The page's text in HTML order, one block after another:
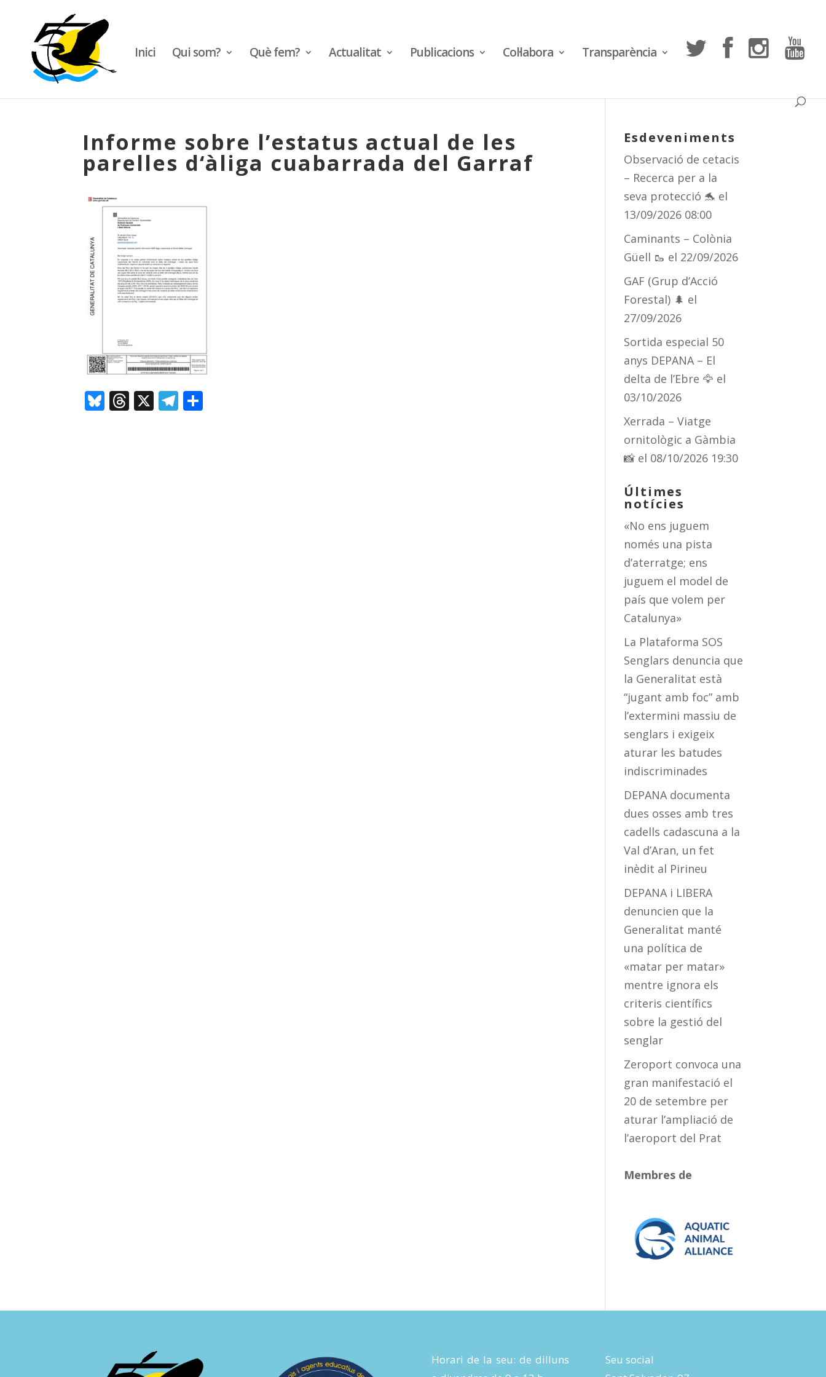
Inici Qui som? Què fem? Actualitat Publicacions Col·labora Transparència
Informe sobre l’estatus actual de les
parelles d‘àliga cuabarrada del Garraf
Bluesky
Threads
X Telegram
Esdeveniments
Observació de cetacis
– Recerca per a la
seva protecció 🐬 el
13/09/2026 08:00
Caminants – Colònia
Güell 🥾 el 22/09/2026
GAF (Grup d’Acció
Forestal) 🌲 el
27/09/2026
Sortida especial 50
anys DEPANA – El
delta de l’Ebre 🦅 el
03/10/2026
Xerrada – Viatge
ornitològic a Gàmbia
📸 el 08/10/2026 19:30
Últimes
notícies
«No ens juguem
només una pista
d’aterratge; ens
juguem el model de
país que volem per
Catalunya»
La Plataforma SOS
Senglars denuncia que
la Generalitat està
“jugant amb foc” amb
l’extermini massiu de
senglars i exigeix
aturar les batudes
indiscriminades
DEPANA documenta
dues osses amb tres
cadells cadascuna a la
Val d’Aran, un fet
inèdit al Pirineu
DEPANA i LIBERA
denuncien que la
Generalitat manté
una política de
«matar per matar»
mentre ignora els
criteris científics
sobre la gestió del
senglar
Zeroport convoca una
gran manifestació el
20 de setembre per
aturar l’ampliació de
l’aeroport del Prat
Membres de
Horari de la seu: de dilluns
Seu social